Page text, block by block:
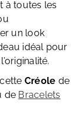
à toutes les
un look
idéal pour
Créole de
de Bracelets